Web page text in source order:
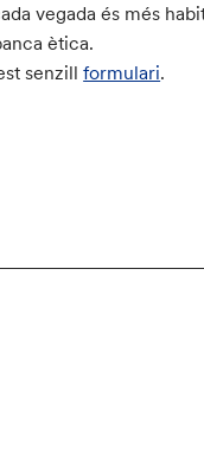
vegada és més
ètica.
senzillformulari.